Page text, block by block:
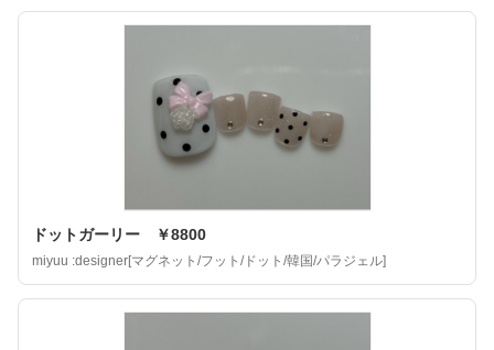
ドットガーリー ￥8800
miyuu :designer[マグネット/フット/ドット/韓国/パラジェル]